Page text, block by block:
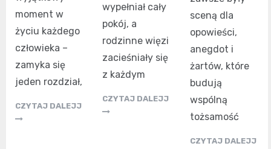
moment w
życiu każdego
człowieka –
zamyka się
jeden rozdział,
CZYTAJ DALEJJ
wypełniał cały
pokój, a
rodzinne więzi
zacieśniały się
z każdym
CZYTAJ DALEJJ
sceną dla
opowieści,
anegdot i
żartów, które
budują
wspólną
tożsamość
CZYTAJ DALEJJ